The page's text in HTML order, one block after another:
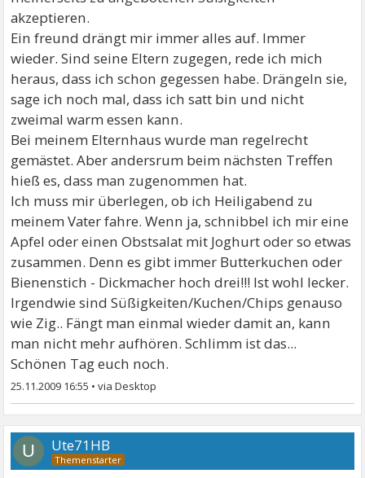
akzeptieren.
Ein freund drängt mir immer alles auf. Immer
wieder. Sind seine Eltern zugegen, rede ich mich
heraus, dass ich schon gegessen habe. Drängeln sie,
sage ich noch mal, dass ich satt bin und nicht
zweimal warm essen kann.
Bei meinem Elternhaus wurde man regelrecht
gemästet. Aber andersrum beim nächsten Treffen
hieß es, dass man zugenommen hat.
Ich muss mir überlegen, ob ich Heiligabend zu
meinem Vater fahre. Wenn ja, schnibbel ich mir eine
Apfel oder einen Obstsalat mit Joghurt oder so etwas
zusammen. Denn es gibt immer Butterkuchen oder
Bienenstich - Dickmacher hoch drei!!! Ist wohl lecker.
Irgendwie sind Süßigkeiten/Kuchen/Chips genauso
wie Zig.. Fängt man einmal wieder damit an, kann
man nicht mehr aufhören. Schlimm ist das...
Schönen Tag euch noch.
25.11.2009 16:55 •
U Ute71HB